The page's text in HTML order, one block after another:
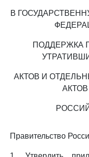
В
ПОДДЕРЖКА
АКТОВ И
Правительство